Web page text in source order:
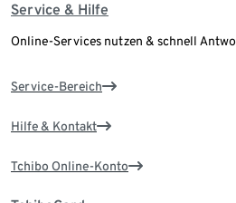
Service & Hilfe
Online-Services nutzen & schnell
Service-Bereich
Hilfe & Kontakt
Tchibo Online-Konto